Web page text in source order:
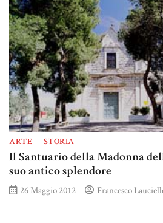
ARTE STORIA
Il Santuario della Madonna
suo antico splendore
26 Maggio 2012 Francesco